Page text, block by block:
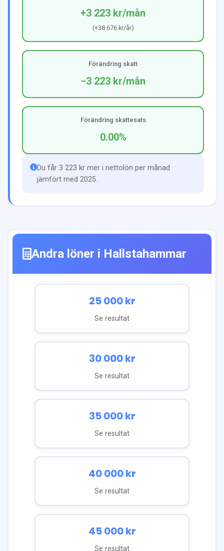
+3 223 kr/mån
(+38 676 kr/år)
Förändring skatt
−3 223 kr/mån
Förändring skattesats
0.00%
Du får 3 223 kr mer i nettolön per månad
jämfört med 2025.
Andra löner i Hallstahammar
25 000kr
Se resultat
30 000kr
Se resultat
35 000kr
Se resultat
40 000kr
Se resultat
45 000kr
Se resultat